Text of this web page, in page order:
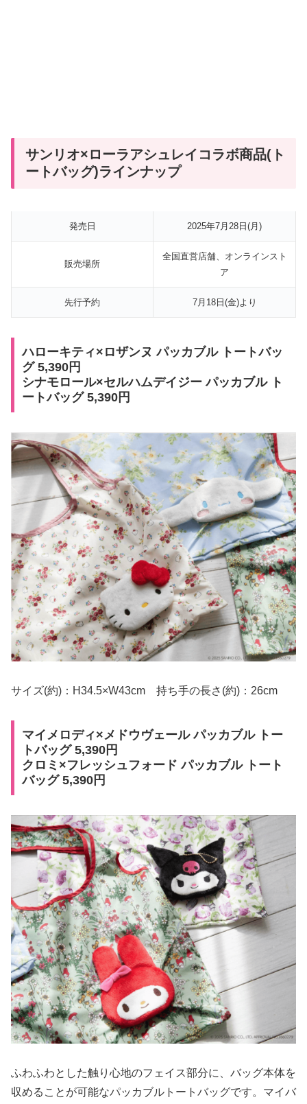
サンリオ×ローラアシュレイコラボ商品(ト
ートバッグ)ラインナップ
発売日 2025年7月28日(月)
販売場所
全国直営店舗、オンラインスト
ア
先行予約 7月18日(金)より
ハローキティ×ロザンヌ パッカブル トートバッ
グ 5,390円
シナモロール×セルハムデイジー パッカブル ト
ートバッグ 5,390円
サイズ(約)：H34.5×W43cm 持ち手の長さ(約)：26cm
マイメロディ×メドウヴェール パッカブル トー
トバッグ 5,390円
クロミ×フレッシュフォード パッカブル トート
バッグ 5,390円
ふわふわとした触り心地のフェイス部分に、バッグ本体を
収めることが可能なパッカブルトートバッグです。マイバ